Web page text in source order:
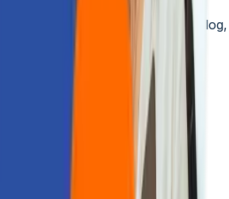
to power AI native
Lakehouse Platform, Unity Catalog,
Together we unify data and
management to deliver